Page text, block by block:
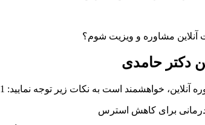
آنلاین مشاوره و ویزیت شوم؟
دکتر حامدی
است به نکات زیر توجه نمایید: 1- ابتدا مبلغ 7،500،000 ریال به کارت…